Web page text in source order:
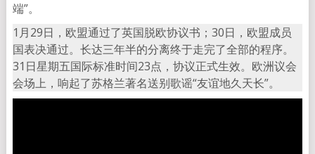
端”。
1月29日，欧盟通过了英国脱欧协议书；30日，欧盟成员
国表决通过。长达三年半的分离终于走完了全部的程序。
31日星期五国际标准时间23点，协议正式生效。欧洲议会
会场上，响起了苏格兰著名送别歌谣“友谊地久天长”。